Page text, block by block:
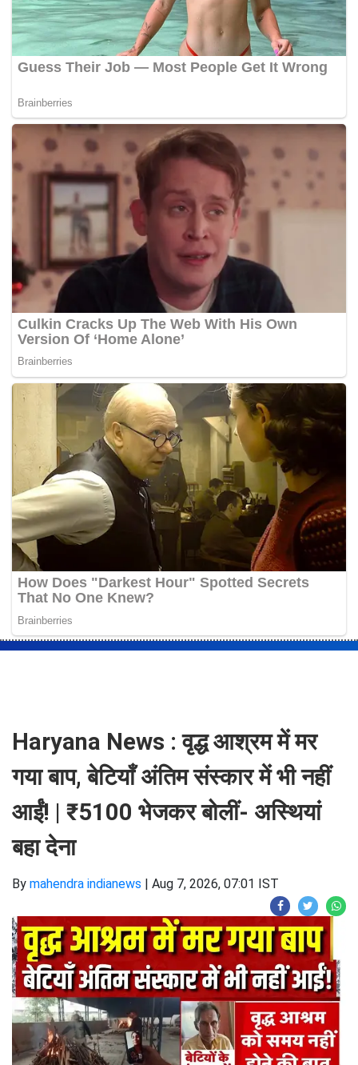
Haryana News : वृद्ध आश्रम में मर
गया बाप, बेटियाँ अंतिम संस्कार में भी नहीं
आईं! | ₹5100 भेजकर बोलीं- अस्थियां
बहा देना
By mahendra indianews | Aug 7, 2026, 07:01 IST